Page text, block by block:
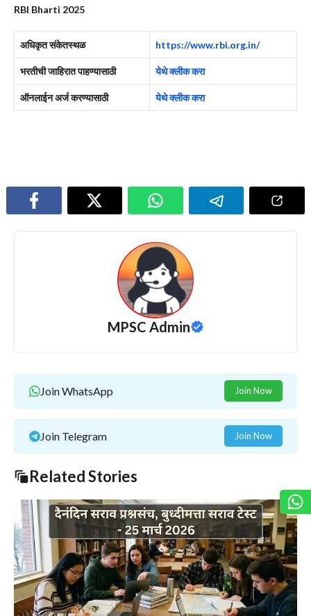
RBI Bharti 2025
अधिकृत संकेतस्थळ https://www.rbi.org.in/
भरतीची जाहिरात पाहण्यासाठी येथे क्लीक करा
ऑनलाईन अर्ज करण्यासाठी येथे क्लीक करा
MPSC Admin
Join WhatsApp Join Now
Join Telegram Join Now
Related Stories